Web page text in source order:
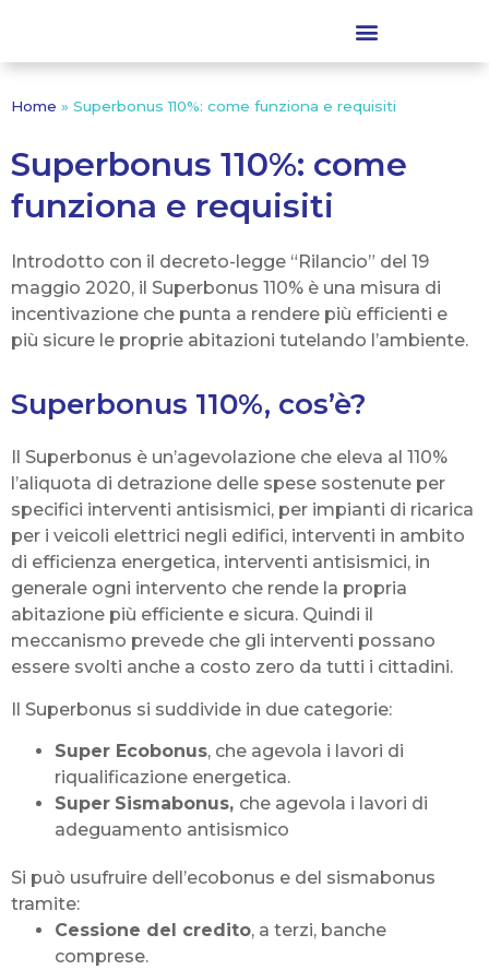
Home » Superbonus 110%: come funziona e requisiti
Superbonus 110%: come
funziona e requisiti
Introdotto con il decreto-legge “Rilancio” del 19
maggio 2020, il Superbonus 110% è una misura di
incentivazione che punta a rendere più efficienti e
più sicure le proprie abitazioni tutelando l’ambiente.
Superbonus 110%, cos’è?
Il Superbonus è un’agevolazione che eleva al 110%
l’aliquota di detrazione delle spese sostenute per
specifici interventi antisismici, per impianti di ricarica
per i veicoli elettrici negli edifici, interventi in ambito
di efficienza energetica, interventi antisismici, in
generale ogni intervento che rende la propria
abitazione più efficiente e sicura. Quindi il
meccanismo prevede che gli interventi possano
essere svolti anche a costo zero da tutti i cittadini.
Il Superbonus si suddivide in due categorie:
Super Ecobonus, che agevola i lavori di
riqualificazione energetica.
Super Sismabonus, che agevola i lavori di
adeguamento antisismico
Si può usufruire dell’ecobonus e del sismabonus
tramite:
Cessione del credito, a terzi, banche
comprese.